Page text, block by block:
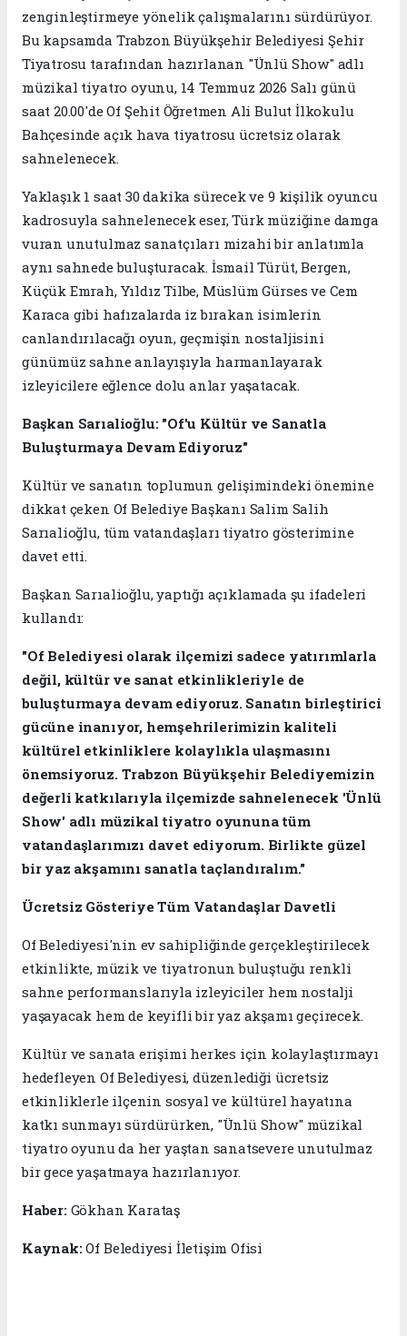
zenginleştirmeye yönelik çalışmalarını sürdürüyor.
Bu kapsamda Trabzon Büyükşehir Belediyesi Şehir
Tiyatrosu tarafından hazırlanan "Ünlü Show" adlı
müzikal tiyatro oyunu, 14 Temmuz 2026 Salı günü
saat 20.00'de Of Şehit Öğretmen Ali Bulut İlkokulu
Bahçesinde açık hava tiyatrosu ücretsiz olarak
sahnelenecek.
Yaklaşık 1 saat 30 dakika sürecek ve 9 kişilik oyuncu
kadrosuyla sahnelenecek eser, Türk müziğine damga
vuran unutulmaz sanatçıları mizahi bir anlatımla
aynı sahnede buluşturacak. İsmail Türüt, Bergen,
Küçük Emrah, Yıldız Tilbe, Müslüm Gürses ve Cem
Karaca gibi hafızalarda iz bırakan isimlerin
canlandırılacağı oyun, geçmişin nostaljisini
günümüz sahne anlayışıyla harmanlayarak
izleyicilere eğlence dolu anlar yaşatacak.
Başkan Sarıalioğlu: "Of'u Kültür ve Sanatla
Buluşturmaya Devam Ediyoruz"
Kültür ve sanatın toplumun gelişimindeki önemine
dikkat çeken Of Belediye Başkanı Salim Salih
Sarıalioğlu, tüm vatandaşları tiyatro gösterimine
davet etti.
Başkan Sarıalioğlu, yaptığı açıklamada şu ifadeleri
kullandı:
"Of Belediyesi olarak ilçemizi sadece yatırımlarla
değil, kültür ve sanat etkinlikleriyle de
buluşturmaya devam ediyoruz. Sanatın birleştirici
gücüne inanıyor, hemşehrilerimizin kaliteli
kültürel etkinliklere kolaylıkla ulaşmasını
önemsiyoruz. Trabzon Büyükşehir Belediyemizin
değerli katkılarıyla ilçemizde sahnelenecek 'Ünlü
Show' adlı müzikal tiyatro oyununa tüm
vatandaşlarımızı davet ediyorum. Birlikte güzel
bir yaz akşamını sanatla taçlandıralım."
Ücretsiz Gösteriye Tüm Vatandaşlar Davetli
Of Belediyesi'nin ev sahipliğinde gerçekleştirilecek
etkinlikte, müzik ve tiyatronun buluştuğu renkli
sahne performanslarıyla izleyiciler hem nostalji
yaşayacak hem de keyifli bir yaz akşamı geçirecek.
Kültür ve sanata erişimi herkes için kolaylaştırmayı
hedefleyen Of Belediyesi, düzenlediği ücretsiz
etkinliklerle ilçenin sosyal ve kültürel hayatına
katkı sunmayı sürdürürken, "Ünlü Show" müzikal
tiyatro oyunu da her yaştan sanatsevere unutulmaz
bir gece yaşatmaya hazırlanıyor.
Haber:Gökhan Karataş
Kaynak:Of Belediyesi İletişim Ofisi